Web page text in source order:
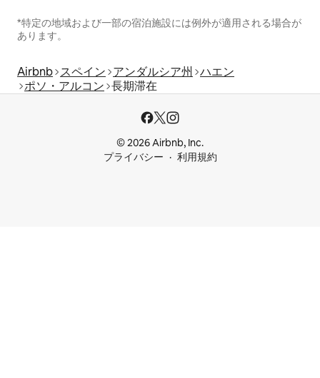
*特定の地域および一部の宿泊施設には例外が適用される場合が
あります。
Airbnb スペイン アンダルシア州
ハエン
ポソ・アルコン 長期滞在
© 2026 Airbnb, Inc.
プライバシー
利用規約